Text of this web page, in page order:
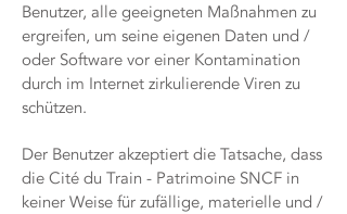
Benutzer, alle geeigneten Maßnahmen zu
ergreifen, um seine eigenen Daten und /
oder Software vor einer Kontamination
durch im Internet zirkulierende Viren zu
schützen.
Der Benutzer akzeptiert die Tatsache, dass
die Cité du Train - Patrimoine SNCF in
keiner Weise für zufällige, materielle und /